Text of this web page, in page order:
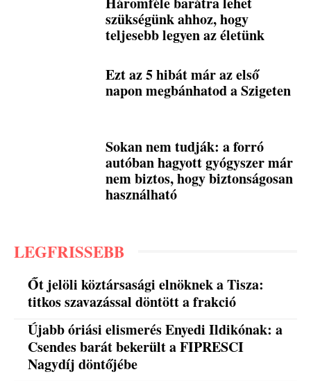
szükségünk ahhoz, hogy
teljesebb legyen az életünk
Ezt az 5 hibát már az első
napon megbánhatod a Szigeten
Sokan nem tudják: a forró
autóban hagyott gyógyszer már
nem biztos, hogy biztonságosan
használható
LEGFRISSEBB
Őt jelöli köztársasági elnöknek a Tisza:
titkos szavazással döntött a frakció
Újabb óriási elismerés Enyedi Ildikónak: a
Csendes barát bekerült a FIPRESCI
Nagydíj döntőjébe